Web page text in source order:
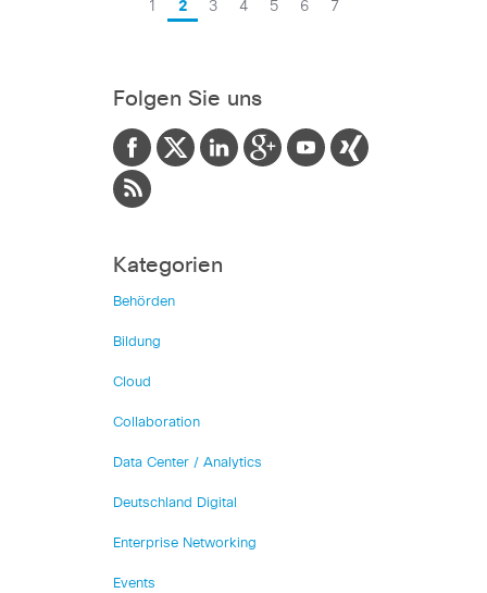
1 2 3 4 5 6 7
Folgen Sie uns
Kategorien
Behörden
Bildung
Cloud
Collaboration
Data Center / Analytics
Deutschland Digital
Enterprise Networking
Events